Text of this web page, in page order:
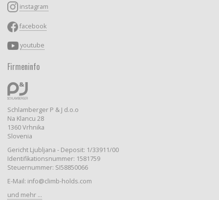
instagram
facebook
youtube
Firmeninfo
Schlamberger P & J d.o.o
Na Klancu 28
1360 Vrhnika
Slovenia
Gericht Ljubljana - Deposit: 1/33911/00
Identifikationsnummer: 1581759
Steuernummer: SI58850066
E-Mail: info@climb-holds.com
und mehr ...